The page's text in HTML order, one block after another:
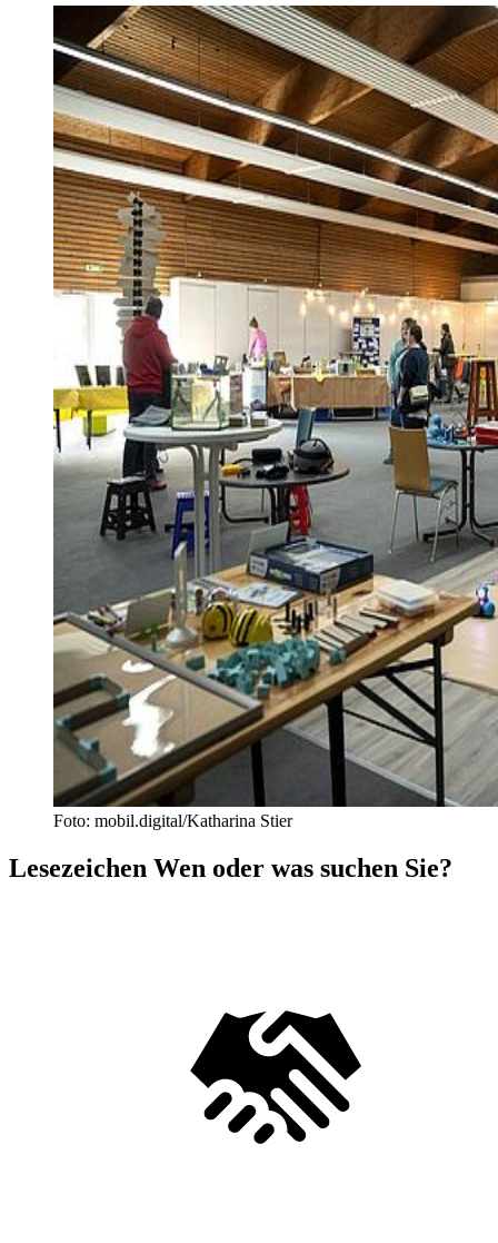
Foto: mobil.digital/Katharina Stier
Lesezeichen Wen oder was suchen Sie?